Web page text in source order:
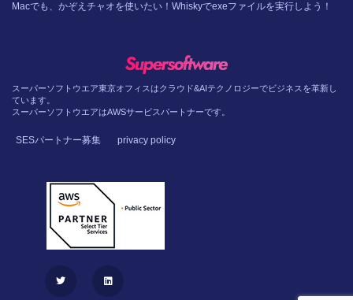
Macでも、かぞえチャオを使いたい！Whiskyでexeファイルを実行しよう！
スーパーソフトウエア東京オフィスはクラウド&AIテクノロジーでビジネスを革新し
ています。
スーパーソフトウエアはAWSサービスパートナーです。
SESパートナー募集 privacy policy